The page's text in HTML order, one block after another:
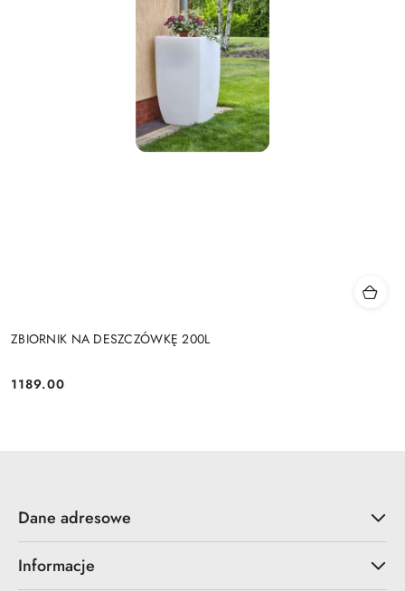
ZBIORNIK NA DESZCZÓWKĘ 200L
Cena:
1189.00
Dane adresowe
Informacje